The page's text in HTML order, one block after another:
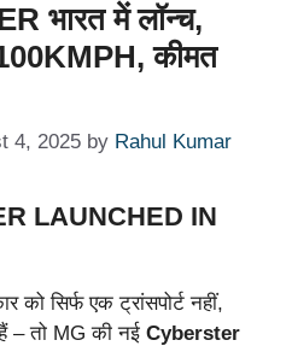
भारत में लॉन्च,
कीमत
4, 2025 by Rahul Kumar
LAUNCHED IN
सिर्फ एक ट्रांसपोर्ट नहीं,
– तो MG की नई Cyberster